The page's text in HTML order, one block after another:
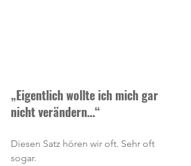
„Eigentlich wollte ich mich gar
nicht verändern…“
Diesen Satz hören wir oft. Sehr oft
sogar.